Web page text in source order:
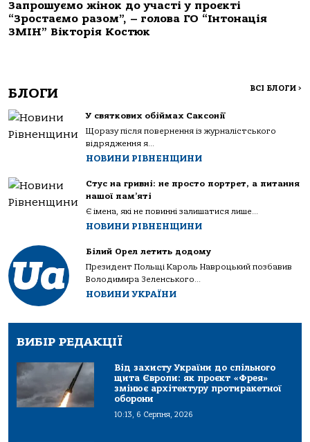
Запрошуємо жінок до участі у проєкті
“Зростаємо разом”, – голова ГО “Інтонація
ЗМІН” Вікторія Костюк
БЛОГИ ВСІ БЛОГИ >
У святкових обіймах Саксонії
Щоразу після повернення із журналістського
відрядження я...
НОВИНИ РІВНЕНЩИНИ
Стус на гривні: не просто портрет, а питання
нашої пам’яті
Є імена, які не повинні залишатися лише...
НОВИНИ РІВНЕНЩИНИ
Білий Орел летить додому
Президент Польщі Кароль Навроцький позбавив
Володимира Зеленського...
НОВИНИ УКРАЇНИ
ВИБІР РЕДАКЦІЇ
Від захисту України до спільного
щита Європи: як проєкт «Фрея»
змінює архітектуру протиракетної
оборони
10:13, 6 Серпня, 2026